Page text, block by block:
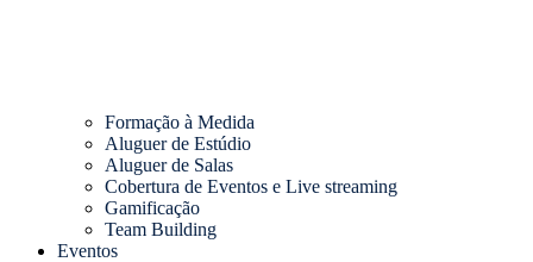
Formação à Medida
Aluguer de Estúdio
Aluguer de Salas
Cobertura de Eventos e Live streaming
Gamificação
Team Building
Eventos